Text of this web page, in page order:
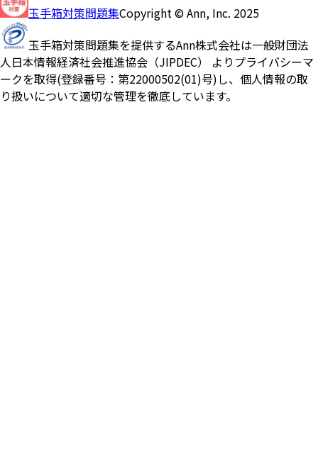
玉手箱対策問題集Copyright © Ann, Inc. 2025
玉手箱対策問題集を提供するAnn株式会社は一般財団法
人日本情報経済社会推進協会（JIPDEC） よりプライバシーマ
ークを取得(登録番号：第22000502(01)号)し、個人情報の取
り扱いについて適切な管理を徹底しています。